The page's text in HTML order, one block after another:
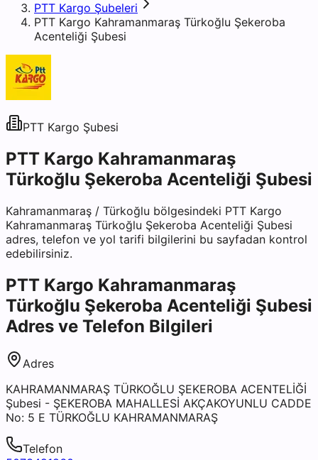
PTT Kargo Şubeleri
PTT Kargo Kahramanmaraş Türkoğlu Şekeroba
Acenteliği Şubesi
PTT Kargo Şubesi
PTT Kargo Kahramanmaraş
Türkoğlu Şekeroba Acenteliği Şubesi
Kahramanmaraş / Türkoğlu bölgesindeki PTT Kargo
Kahramanmaraş Türkoğlu Şekeroba Acenteliği Şubesi
adres, telefon ve yol tarifi bilgilerini bu sayfadan kontrol
edebilirsiniz.
PTT Kargo Kahramanmaraş
Türkoğlu Şekeroba Acenteliği Şubesi
Adres ve Telefon Bilgileri
Adres
KAHRAMANMARAŞ TÜRKOĞLU ŞEKEROBA ACENTELİĞİ
Şubesi - ŞEKEROBA MAHALLESİ AKÇAKOYUNLU CADDE
No: 5 E TÜRKOĞLU KAHRAMANMARAŞ
Telefon